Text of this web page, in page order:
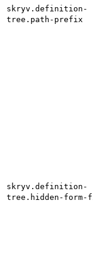
skryv.definition-
tree.path-prefix
skryv.definition-
tree.hidden-form-